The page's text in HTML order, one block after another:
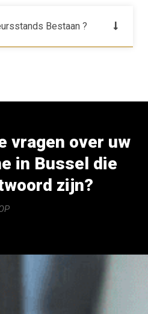
Bestaan ?
vragen over uw
in Bussel die
zijn?